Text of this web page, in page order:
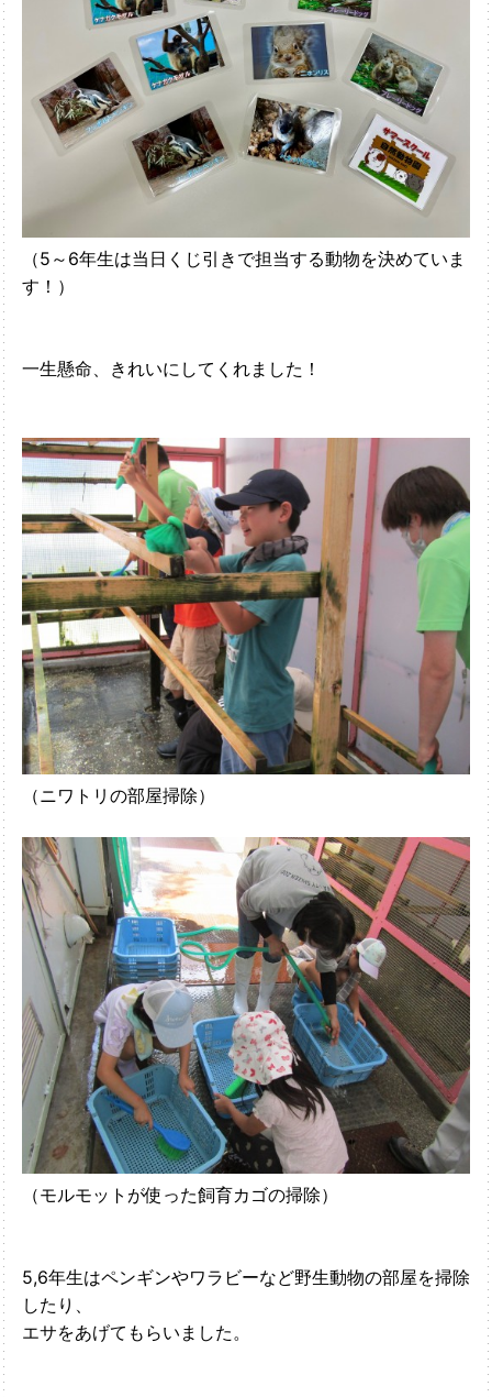
（5～6年生は当日くじ引きで担当する動物を決めていま
す！）
一生懸命、きれいにしてくれました！
（ニワトリの部屋掃除）
（モルモットが使った飼育カゴの掃除）
5,6年生はペンギンやワラビーなど野生動物の部屋を掃除
したり、
エサをあげてもらいました。